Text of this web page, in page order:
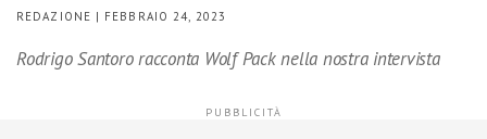
REDAZIONE | FEBBRAIO 24, 2023
Rodrigo Santoro racconta Wolf Pack nella nostra intervista